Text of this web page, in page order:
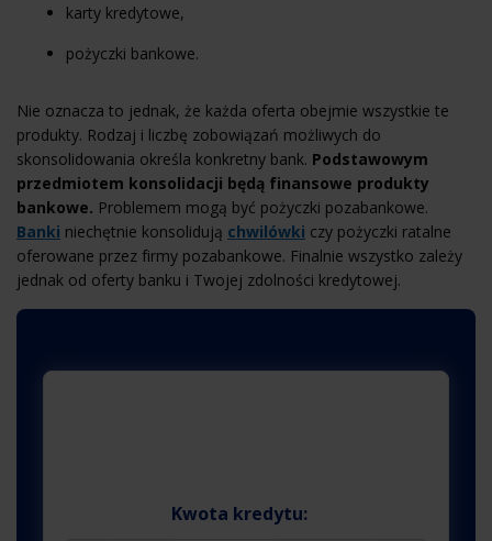
karty kredytowe,
pożyczki bankowe.
Nie oznacza to jednak, że każda oferta obejmie wszystkie te
produkty. Rodzaj i liczbę zobowiązań możliwych do
skonsolidowania określa konkretny bank. Podstawowym
przedmiotem konsolidacji będą finansowe produkty
bankowe. Problemem mogą być pożyczki pozabankowe.
Banki niechętnie konsolidują chwilówki czy pożyczki ratalne
oferowane przez firmy pozabankowe. Finalnie wszystko zależy
jednak od oferty banku i Twojej zdolności kredytowej.
Kwota kredytu: